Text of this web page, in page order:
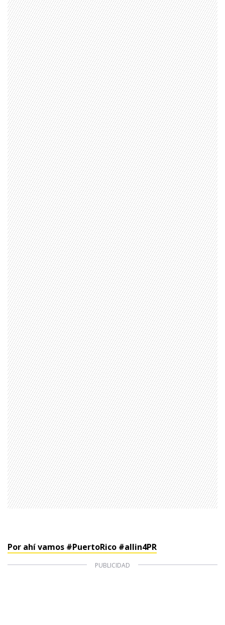
Por ahí vamos #PuertoRico #allin4PR
1997 — 2026
© PRISA MEDIA CORP SPA.
Producción musical Cadena Ser, España 2026.
CONTACTO COMERCIAL
Aviso legal
Política de privacidad|Política de Cookies
Configuración de Cookies
Valores Pautas publicitarias Presidenciales 2025